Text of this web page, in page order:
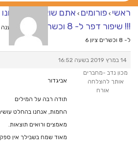
ראשי › פורומים › אתם שואלים – אנחנו
!!! שיפור דפר ל- 8 וכשרים ציון 6
ל- 8 וכשרים ציון 6
14 במרץ 2019 בשעה 16:52
מכון נדב -מחברים
אותך להצלחה
אורח
אביגדור
תודה רבה על המילים
החמות, אנחנו בהחלט
מאמצים ורואים תוצאות.
מאוד שמח בשבילך אין ספק